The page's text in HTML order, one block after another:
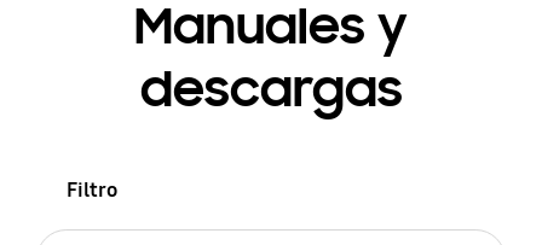
Manuales y
descargas
Filtro